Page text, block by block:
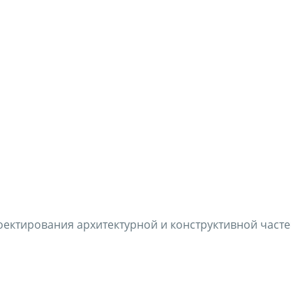
архитектурной и конструктивной